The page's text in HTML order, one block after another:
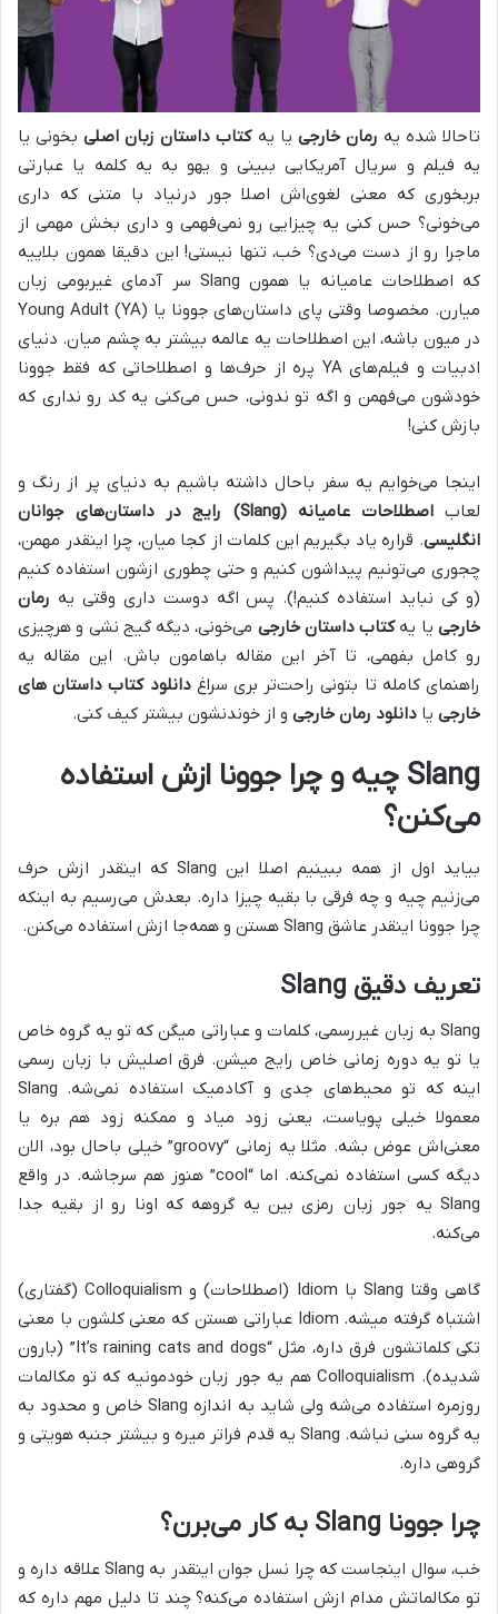
تاحالا شده یه رمان خارجی یا یهکتاب داستان زبان اصلیبخونی یا
یه فیلم و سریال آمریکایی ببینی و یهو به یه کلمه یا عبارتی
بربخوری که معنی لغوی‌اش اصلا جور درنیاد با متنی که داری
می‌خونی؟ حس کنی یه چیزایی رو نمی‌فهمی و داری بخش مهمی از
ماجرا رو از دست می‌دی؟ خب، تنها نیستی! این دقیقا همون بلاییه
که اصطلاحات عامیانه یا همون Slang سر آدمای غیربومی زبان
میارن. مخصوصا وقتی پای داستان‌های جوونا یا Young Adult (YA)
در میون باشه، این اصطلاحات یه عالمه بیشتر به چشم میان. دنیای
ادبیات و فیلم‌های YA پره از حرف‌ها و اصطلاحاتی که فقط جوونا
خودشون می‌فهمن و اگه تو ندونی، حس می‌کنی یه کد رو نداری که
بازش کنی!
اینجا می‌خوایم یه سفر باحال داشته باشیم به دنیای پر از رنگ و
لعاب
اصطلاحات عامیانه (Slang) رایج در داستان‌های جوانان
انگلیسی. قراره یاد بگیریم این کلمات از کجا میان، چرا اینقدر مهمن،
چجوری می‌تونیم پیداشون کنیم و حتی چطوری ازشون استفاده کنیم
(و کی نباید استفاده کنیم!). پس اگه دوست داری وقتی یه رمان
خارجییا یهکتاب داستان خارجی می‌خونی، دیگه گیج نشی و هرچیزی
رو کامل بفهمی، تا آخر این مقاله باهامون باش. این مقاله یه
راهنمای کامله تا بتونی راحت‌تر بری سراغدانلود کتاب داستان های
خارجی یا دانلود رمان خارجی و از خوندنشون بیشتر کیف کنی.
Slang چیه و چرا جوونا ازش استفاده
می‌کنن؟
بیاید اول از همه ببینیم اصلا این Slang که اینقدر ازش حرف
می‌زنیم چیه و چه فرقی با بقیه چیزا داره. بعدش می‌رسیم به اینکه
چرا جوونا اینقدر عاشق Slang هستن و همه‌جا ازش استفاده می‌کنن.
تعریف دقیق Slang
Slang به زبان غیررسمی، کلمات و عباراتی میگن که تو یه گروه خاص
یا تو یه دوره زمانی خاص رایج میشن. فرق اصلیش با زبان رسمی
اینه که تو محیط‌های جدی و آکادمیک استفاده نمی‌شه. Slang
معمولا خیلی پویاست، یعنی زود میاد و ممکنه زود هم بره یا
معنی‌اش عوض بشه. مثلا یه زمانی “groovy” خیلی باحال بود، الان
دیگه کسی استفاده نمی‌کنه. اما “cool” هنوز هم سرجاشه. در واقع
Slang یه جور زبان رمزی بین یه گروهه که اونا رو از بقیه جدا
می‌کنه.
گاهی وقتا Slang با Idiom (اصطلاحات) و Colloquialism (گفتاری)
اشتباه گرفته میشه. Idiom عباراتی هستن که معنی کلشون با معنی
تکی کلماتشون فرق داره، مثل “It’s raining cats and dogs” (بارون
شدیده). Colloquialism هم یه جور زبان خودمونیه که تو مکالمات
روزمره استفاده می‌شه ولی شاید به اندازه Slang خاص و محدود به
یه گروه سنی نباشه. Slang یه قدم فراتر میره و بیشتر جنبه هویتی و
گروهی داره.
چرا جوونا Slang به کار می‌برن؟
خب، سوال اینجاست که چرا نسل جوان اینقدر به Slang علاقه داره و
تو مکالماتش مدام ازش استفاده می‌کنه؟ چند تا دلیل مهم داره که